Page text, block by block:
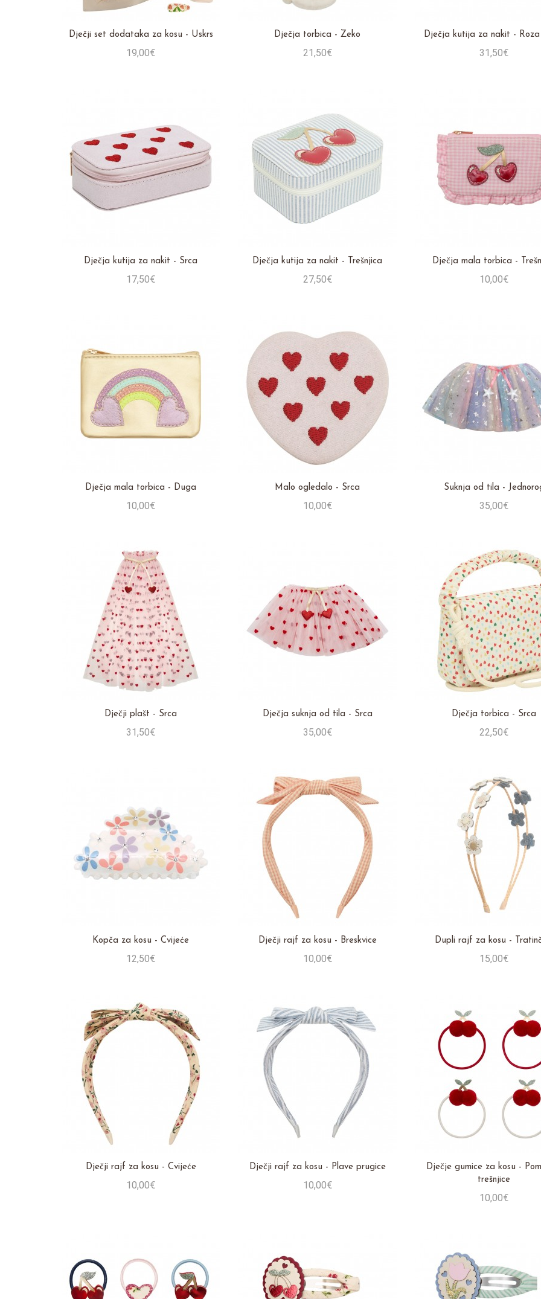
Dječji set dodataka za kosu - Uskrs
19,00€
Dječja torbica - Zeko
21,50€
Dječja kutija za nakit -
31,50€
Dječja kutija za nakit - Srca
17,50€
Dječja kutija za nakit - Trešnjica
27,50€
Dječja mala torbica -
10,00€
Dječja mala torbica - Duga
10,00€
Malo ogledalo - Srca
10,00€
Suknja od tila -
35,00€
Dječji plašt - Srca
31,50€
Dječja suknja od tila - Srca
35,00€
Dječja torbica - Srca
22,50€
Kopča za kosu - Cvijeće
12,50€
Dječji rajf za kosu - Breskvice
10,00€
Dupli rajf za kosu -
15,00€
Dječji rajf za kosu - Cvijeće
10,00€
Dječji rajf za kosu - Plave prugice
10,00€
Dječje gumice za kosu -
trešnjice
10,00€